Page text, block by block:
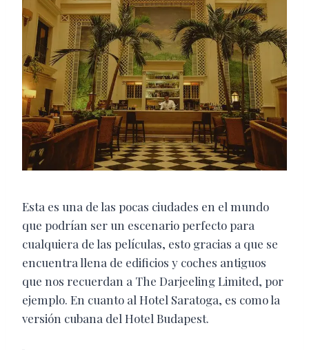
Esta es una de las pocas ciudades en el mundo
que podrían ser un escenario perfecto para
cualquiera de las películas, esto gracias a que se
encuentra llena de edificios y coches antiguos
que nos recuerdan a The Darjeeling Limited, por
ejemplo. En cuanto al Hotel Saratoga, es como la
versión cubana del Hotel Budapest.